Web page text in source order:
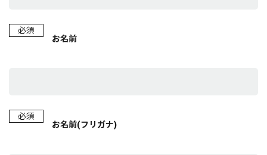
必須
お名前
必須
お名前(フリガナ)